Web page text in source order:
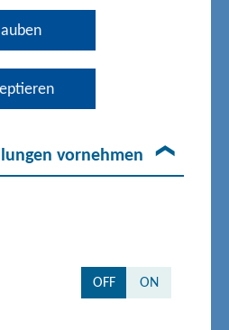
vornehmen
OFF ON
die Fachaufsicht über die
über die Schulräte
ihm die Rechtsaufsicht über die
Schulbehörden. Die sachliche und
für Bildung und
als Schulaufsicht für die